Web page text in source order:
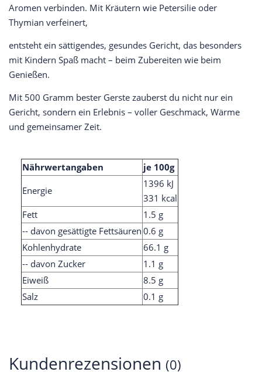
Aromen verbinden. Mit Kräutern wie Petersilie oder
Thymian verfeinert,
entsteht ein sättigendes, gesundes Gericht, das besonders
mit Kindern Spaß macht – beim Zubereiten wie beim
Genießen.
Mit 500 Gramm bester Gerste zauberst du nicht nur ein
Gericht, sondern ein Erlebnis – voller Geschmack, Wärme
und gemeinsamer Zeit.
Nährwertangaben
je 100g
Energie
1396 kJ
331 kcal
Fett
1.5 g
-- davon gesättigte Fettsäuren0.6 g
Kohlenhydrate
66.1 g
-- davon Zucker
1.1 g
Eiweiß
8.5 g
Salz
0.1 g
Kundenrezensionen (0)